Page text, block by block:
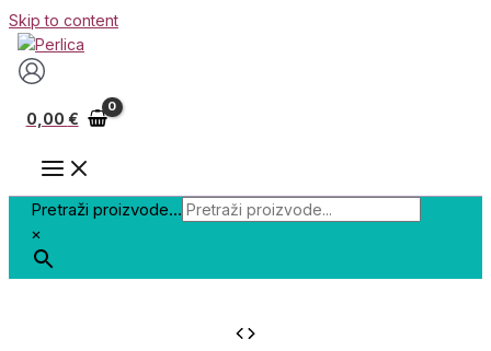
Skip to content
0,00 €
Pretraži proizvode...
×